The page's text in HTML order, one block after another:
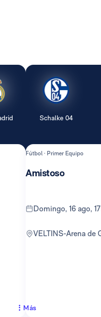
Schalke 04
Fútbol · Primer Equipo
Amistoso
domingo, 16 ago,
VELTINS-Arena
Más